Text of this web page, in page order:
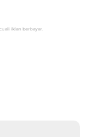
iklan berbayar.